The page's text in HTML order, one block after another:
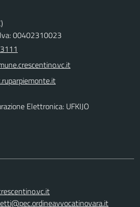
00402310023
Elettronica: UFKIJO